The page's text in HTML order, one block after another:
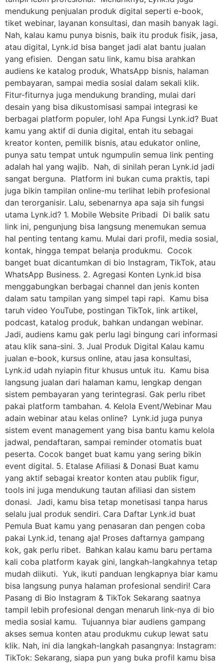
mendukung penjualan produk digital seperti e-book,
tiket webinar, layanan konsultasi, dan masih banyak lagi.
Nah, kalau kamu punya bisnis, baik itu produk fisik, jasa,
atau digital, Lynk.id bisa banget jadi alat bantu jualan
yang efisien. Dengan satu link, kamu bisa arahkan
audiens ke katalog produk, WhatsApp bisnis, halaman
pembayaran, sampai media sosial dalam sekali klik.
Fitur-fiturnya juga mendukung branding, mulai dari
desain yang bisa dikustomisasi sampai integrasi ke
berbagai platform populer, loh! Apa Fungsi Lynk.id? Buat
kamu yang aktif di dunia digital, entah itu sebagai
kreator konten, pemilik bisnis, atau edukator online,
punya satu tempat untuk ngumpulin semua link penting
adalah hal yang wajib. Nah, di sinilah peran Lynk.id jadi
sangat berguna. Platform ini bukan cuma praktis, tapi
juga bikin tampilan online-mu terlihat lebih profesional
dan terorganisir. Lalu, sebenarnya apa saja sih fungsi
utama Lynk.id? 1. Mobile Website Pribadi Di balik satu
link ini, pengunjung bisa langsung menemukan semua
hal penting tentang kamu. Mulai dari profil, media sosial,
kontak, hingga tempat belanja produkmu. Cocok
banget buat dicantumkan di bio Instagram, TikTok, atau
WhatsApp Business. 2. Agregasi Konten Lynk.id bisa
menggabungkan berbagai channel dan jenis konten
dalam satu tampilan yang simpel tapi rapi. Kamu bisa
taruh video YouTube, postingan TikTok, link artikel,
podcast, katalog produk, bahkan undangan webinar.
Jadi, audiens kamu gak perlu lagi bingung cari informasi
atau klik sana-sini. 3. Jual Produk Digital Kalau kamu
jualan e-book, kursus online, atau jasa konsultasi,
Lynk.id udah nyiapin fitur khusus untuk itu. Kamu bisa
langsung jualan dari halaman kamu, lengkap dengan
sistem pembayaran yang terintegrasi. Gak perlu ribet
pakai platform tambahan. 4. Kelola Event/Webinar Mau
adain webinar atau kelas online? Lynk.id juga punya
sistem event management yang bisa bantu kamu kelola
jadwal, pendaftaran, sampai reminder otomatis buat
peserta. Cocok banget buat kamu yang sering bikin
event digital. 5. Etalase Afiliasi & Donasi Buat kamu
yang aktif sebagai kreator konten atau publik figur,
tools ini juga mendukung tautan afiliasi dan sistem
donasi. Jadi, kamu bisa tetap monetisasi tanpa harus
selalu jual produk sendiri. Cara Daftar Lynk.id buat
Pemula Buat kamu yang penasaran dan pengen coba
pakai Lynk.id, tenang aja! Proses daftarnya gampang
kok, gak perlu ribet. Bahkan kalau kamu baru pertama
kali coba platform kayak gini, langkah-langkahnya tetap
mudah diikuti. Yuk, ikuti panduan lengkapnya biar kamu
bisa langsung punya halaman profesional sendiri! Cara
Pasang di Bio Instagram & TikTok Sekarang saatnya
tampil lebih profesional dengan menaruh link-nya di bio
media sosial kamu. Tujuannya biar audiens gampang
akses semua konten atau produkmu cukup lewat satu
klik. Nah, ini dia langkah-langkah pasangnya: Instagram:
TikTok: Sekarang, siapa pun yang buka profil kamu bisa